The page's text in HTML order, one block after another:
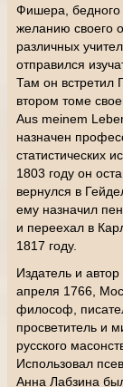
Фишера, бедного
желанию своего
различных
отправился
Там он встретил
втором томе
Aus meinem
назначен
статистических
1803 году он
вернулся в
ему назначил
и переехал в
1817 году.
Издатель и
апреля 1766,
философ,
просветитель и
русского
Использовал
Анна Лабзина